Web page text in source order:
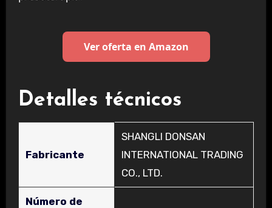
Ver oferta en Amazon
Detalles técnicos
Fabricante
‎SHANGLI DONSAN
INTERNATIONAL TRADING
CO., LTD.
Número de